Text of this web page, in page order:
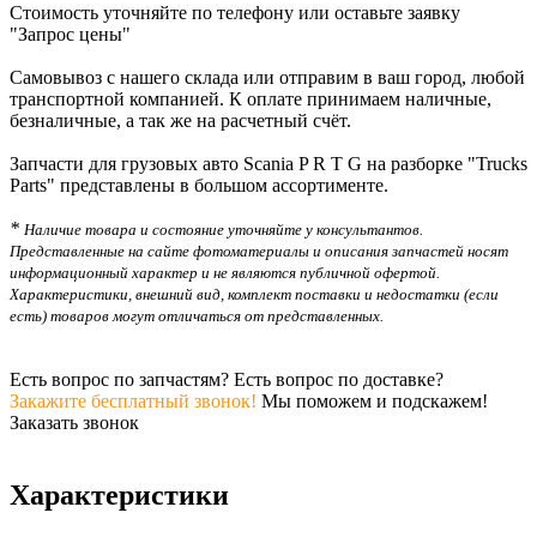
Стоимость уточняйте по телефону или оставьте заявку
"Запрос цены"
Самовывоз с нашего склада или отправим в ваш город, любой
транспортной компанией. К оплате принимаем наличные,
безналичные, а так же на расчетный счёт.
Запчасти для грузовых авто Scania P R T G на разборке "Trucks
Parts" представлены в большом ассортименте.
* Наличие товара и состояние уточняйте у консультантов.
Представленные на сайте фотоматериалы и описания запчастей носят
информационный характер и не являются публичной офертой.
Характеристики, внешний вид, комплект поставки и недостатки (если
есть) товаров могут отличаться от представленных.
Есть вопрос по запчастям? Есть вопрос по доставке?
Закажите бесплатный звонок! Мы поможем и подскажем!
Заказать звонок
Характеристики